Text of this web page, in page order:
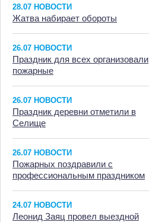
28.07 НОВОСТИ
Жатва набирает обороты
26.07 НОВОСТИ
Праздник для всех организовали
пожарные
26.07 НОВОСТИ
Праздник деревни отметили в
Селище
26.07 НОВОСТИ
Пожарных поздравили с
профессиональным праздником
24.07 НОВОСТИ
Леонид Заяц провел выездной